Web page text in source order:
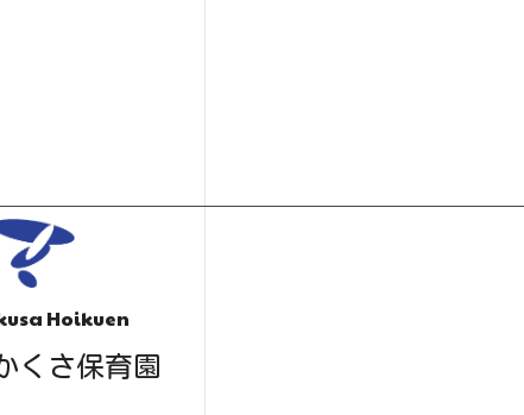
Hoikuen
くさ保育園